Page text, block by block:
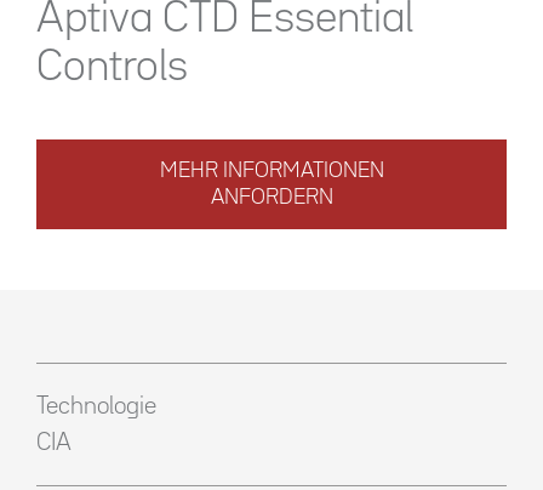
Aptiva CTD Essential
Controls
MEHR INFORMATIONEN
ANFORDERN
Technologie
CIA